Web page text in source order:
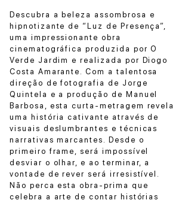
Descubra a beleza assombrosa e
hipnotizante de “Luz de Presença”,
uma impressionante obra
cinematográfica produzida por O
Verde Jardim e realizada por Diogo
Costa Amarante. Com a talentosa
direção de fotografia de Jorge
Quintela e a produção de Manuel
Barbosa, esta curta-metragem revela
uma história cativante através de
visuais deslumbrantes e técnicas
narrativas marcantes. Desde o
primeiro frame, será impossível
desviar o olhar, e ao terminar, a
vontade de rever será irresistível.
Não perca esta obra-prima que
celebra a arte de contar histórias